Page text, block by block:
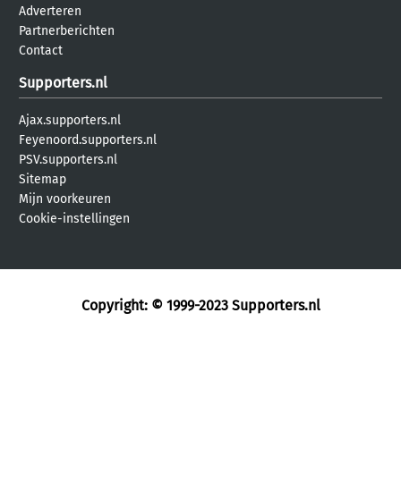
Adverteren
Partnerberichten
Contact
Supporters.nl
Ajax.supporters.nl
Feyenoord.supporters.nl
PSV.supporters.nl
Sitemap
Mijn voorkeuren
Cookie-instellingen
Copyright: © 1999-2023 Supporters.nl